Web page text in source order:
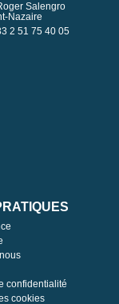
Salengro
Nazaire
2 51 75 40 05
confidentialité
cookies